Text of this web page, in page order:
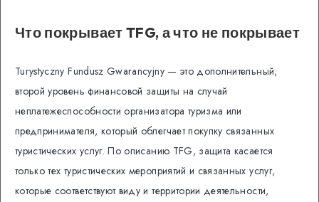
Что покрывает TFG, а что не покрывает
Turystyczny Fundusz Gwarancyjny — это дополнительный,
второй уровень финансовой защиты на случай
неплатежеспособности организатора туризма или
предпринимателя, который облегчает покупку связанных
туристических услуг. По описанию TFG, защита касается
только тех туристических мероприятий и связанных услуг,
которые соответствуют виду и территории деятельности,